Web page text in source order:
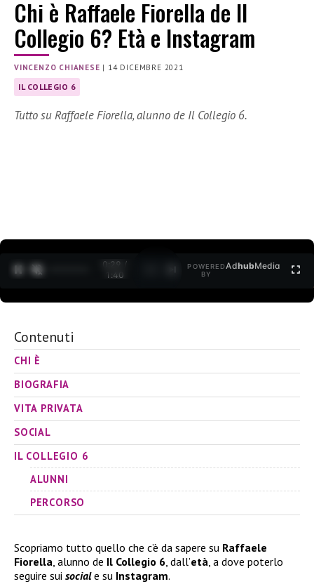
Chi è Raffaele Fiorella de Il
Collegio 6? Età e Instagram
VINCENZO CHIANESE | 14 DICEMBRE 2021
IL COLLEGIO 6
Tutto su Raffaele Fiorella, alunno de Il Collegio 6.
0:30 /
1:40
POWERED
BY
AdhubMedia
Contenuti
CHI È
BIOGRAFIA
VITA PRIVATA
SOCIAL
IL COLLEGIO 6
ALUNNI
PERCORSO
Scopriamo tutto quello che c’è da sapere su Raffaele
Fiorella, alunno de Il Collegio 6, dall’età, a dove poterlo
seguire sui sociale su Instagram.